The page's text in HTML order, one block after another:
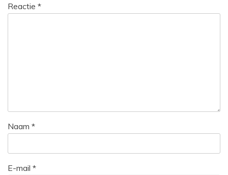
Reactie *
Naam *
E-mail *